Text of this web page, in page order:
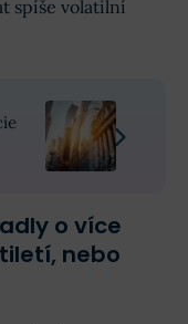
spíše volatilní
o více
nebo